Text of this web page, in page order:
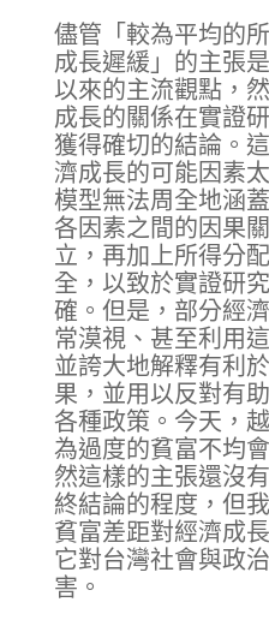
儘管「較為平均的
成長遲緩」的主張
以來的主流觀點，
成長的關係在實證
獲得確切的結論。
濟成長的可能因素
模型無法周全地涵
各因素之間的因果
立，再加上所得分
全，以致於實證研
確。但是，部分經
常漠視、甚至利用
並誇大地解釋有利
果，並用以反對有
各種政策。今天，
為過度的貧富不均
然這樣的主張還沒
終結論的程度，但
貧富差距對經濟成
它對台灣社會與政
害。